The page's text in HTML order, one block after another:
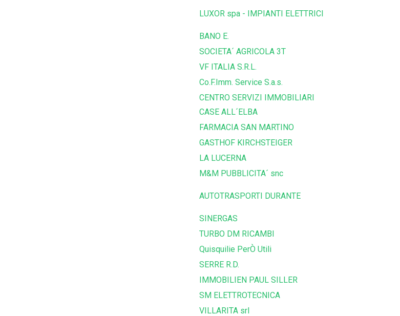
LUXOR spa - IMPIANTI ELETTRICI
BANO E.
SOCIETA´ AGRICOLA 3T
VF ITALIA S.R.L.
Co.F.Imm. Service S.a.s.
CENTRO SERVIZI IMMOBILIARI
CASE ALL´ELBA
FARMACIA SAN MARTINO
GASTHOF KIRCHSTEIGER
LA LUCERNA
M&M PUBBLICITA´ snc
AUTOTRASPORTI DURANTE
SINERGAS
TURBO DM RICAMBI
Quisquilie PerÒ Utili
SERRE R.D.
IMMOBILIEN PAUL SILLER
SM ELETTROTECNICA
VILLARITA srl